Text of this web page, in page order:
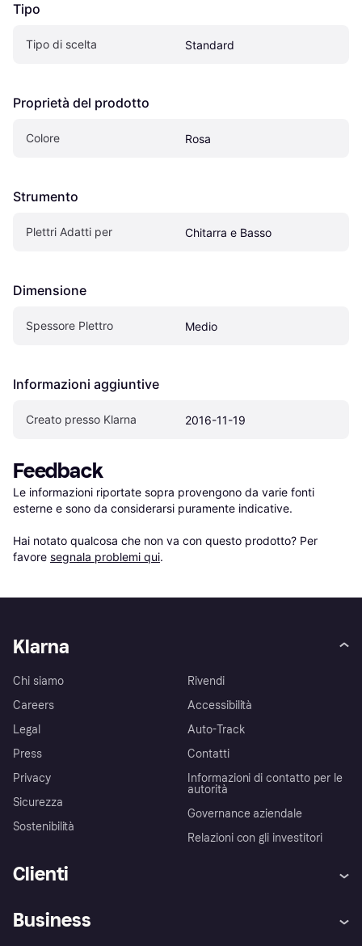
Tipo
Tipo di scelta Standard
Proprietà del prodotto
Colore Rosa
Strumento
Plettri Adatti per Chitarra e Basso
Dimensione
Spessore Plettro Medio
Informazioni aggiuntive
Creato presso Klarna 2016-11-19
Feedback
Le informazioni riportate sopra provengono da varie fonti
esterne e sono da considerarsi puramente indicative.
Hai notato qualcosa che non va con questo prodotto? Per
favore segnala problemi qui.
Klarna
Chi siamo
Careers
Legal
Press
Privacy
Sicurezza
Sostenibilità
Rivendi
Accessibilità
Auto-Track
Contatti
Informazioni di contatto per le
autorità
Governance aziendale
Relazioni con gli investitori
Clienti
Assistenza
Business